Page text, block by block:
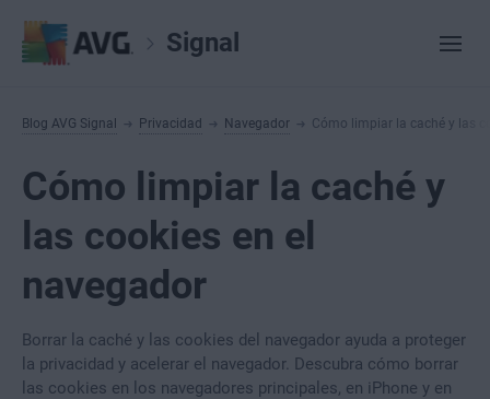
Signal
Blog AVG Signal Privacidad Navegador Cómo limpiar la caché y las
Cómo limpiar la caché y
las cookies en el
navegador
Borrar la caché y las cookies del navegador ayuda a proteger
la privacidad y acelerar el navegador. Descubra cómo borrar
las cookies en los navegadores principales, en iPhone y en